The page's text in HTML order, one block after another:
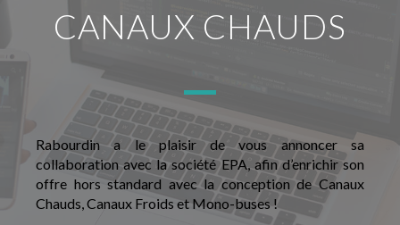
CANAUX CHAUDS
Rabourdin a le plaisir de vous annoncer sa
collaboration avec la société EPA, afin d’enrichir son
offre hors standard avec la conception de Canaux
Chauds, Canaux Froids et Mono-buses !